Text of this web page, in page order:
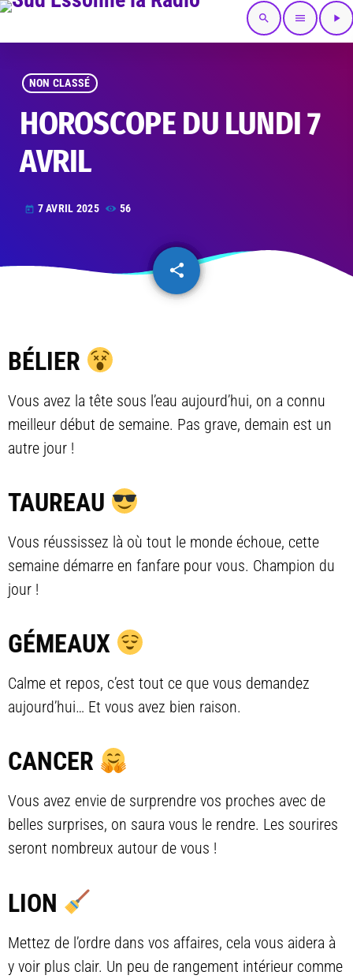
search menu play_arrow
NON CLASSÉ
HOROSCOPE DU LUNDI 7
AVRIL
today 7 AVRIL 2025 56
share
email
BÉLIER
Vous avez la tête sous l’eau aujourd’hui, on a connu
meilleur début de semaine. Pas grave, demain est un
autre jour !
TAUREAU
Vous réussissez là où tout le monde échoue, cette
semaine démarre en fanfare pour vous. Champion du
jour !
GÉMEAUX
Calme et repos, c’est tout ce que vous demandez
aujourd’hui… Et vous avez bien raison.
CANCER
Vous avez envie de surprendre vos proches avec de
belles surprises, on saura vous le rendre. Les sourires
seront nombreux autour de vous !
LION
Mettez de l’ordre dans vos affaires, cela vous aidera à
y voir plus clair. Un peu de rangement intérieur comme